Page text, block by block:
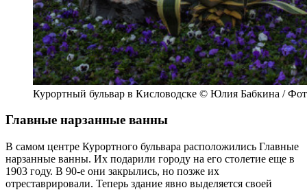
Курортный бульвар в Кисловодске © Юлия Бабкина /
Главные нарзанные ванны
В самом центре Курортного бульвара расположились Главные
нарзанные ванны. Их подарили городу на его столетие еще в
1903 году. В 90-е они закрылись, но позже их
отреставрировали. Теперь здание явно выделяется своей